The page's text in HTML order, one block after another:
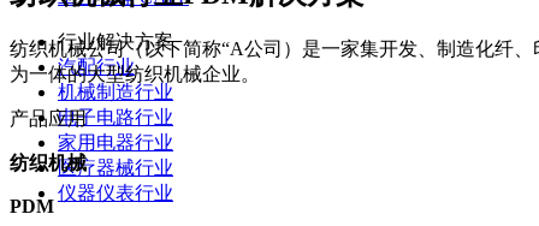
行业解决方案
汽配行业
机械制造行业
电子电路行业
家用电器行业
医疗器械行业
仪器仪表行业
纺织机械公司（以下简称“A公司）是一家集开发、制造化纤
为一体的大型纺织机械企业。
产品应用
纺织机械
PDM